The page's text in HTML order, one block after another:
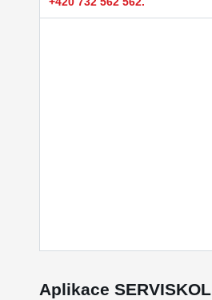
Aplikace SERVISKOL